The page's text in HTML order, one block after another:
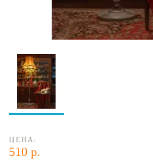
ЦЕНА:
510 р.